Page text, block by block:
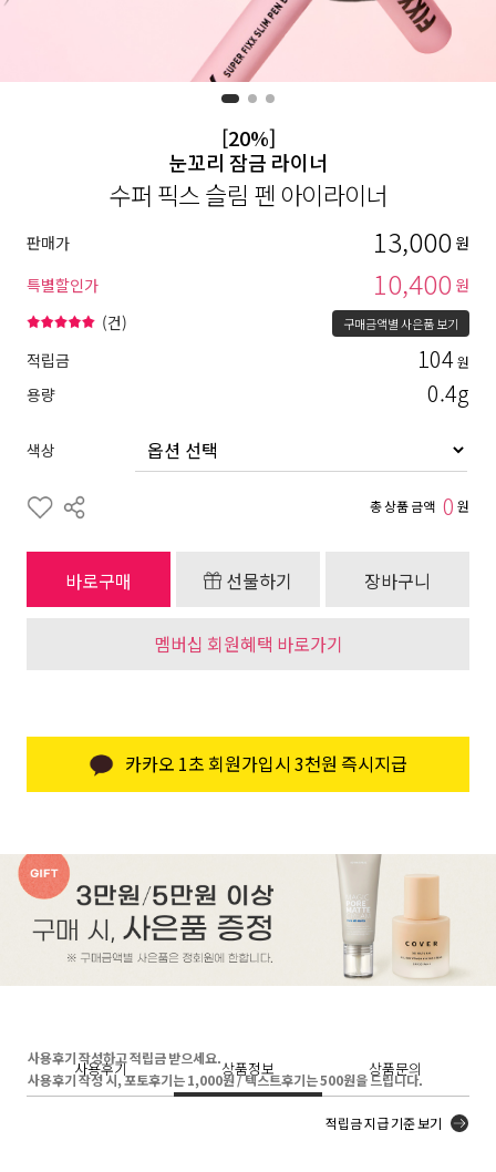
[20%]
눈꼬리 잠금 라이너
수퍼 픽스 슬림 펜 아이라이너
판매가 13,000 원
특별할인가
10,400 원
(건) 구매금액별 사은품 보기
적립금 104원
용량 0.4g
색상
총 상품 금액 0 원
바로구매 선물하기 장바구니
멤버십 회원혜택 바로가기
카카오 1초 회원가입시 3천원 즉시지급
사용후기 상품정보 상품문의
사용후기 작성하고 적립금 받으세요.
사용후기 작성 시, 포토후기는 1,000원 / 텍스트후기는 500원을 드립니다.
적립금 지급 기준 보기